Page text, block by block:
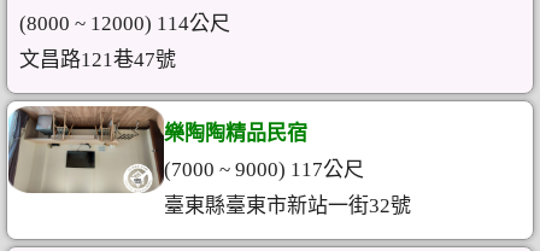
(8000 ~ 12000) 114公尺
文昌路121巷47號
樂陶陶精品民宿
(7000 ~ 9000) 117公尺
臺東縣臺東市新站一街32號